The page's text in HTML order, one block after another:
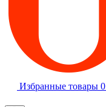
Избранные товары 0